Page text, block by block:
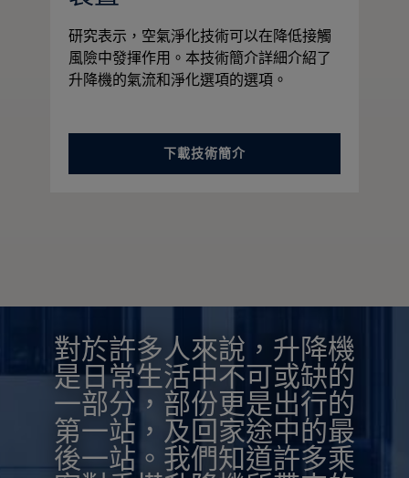
研究表示，空氣淨化技術可以在降低接觸
風險中發揮作用。本技術簡介詳細介紹了
升降機的氣流和淨化選項的選項。
下載技術簡介
對於許多人來說，升降機
是日常生活中不可或缺的
一部分，部份更是出行的
第一站，及回家途中的最
後一站。我們知道許多乘